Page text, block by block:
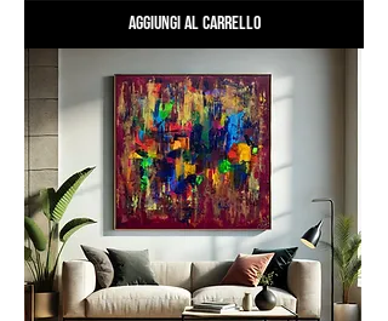
Aggiungi al carrello